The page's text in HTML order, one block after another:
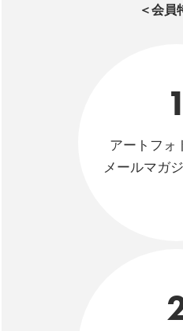
＜会員
1
アートフォ
メールマガ